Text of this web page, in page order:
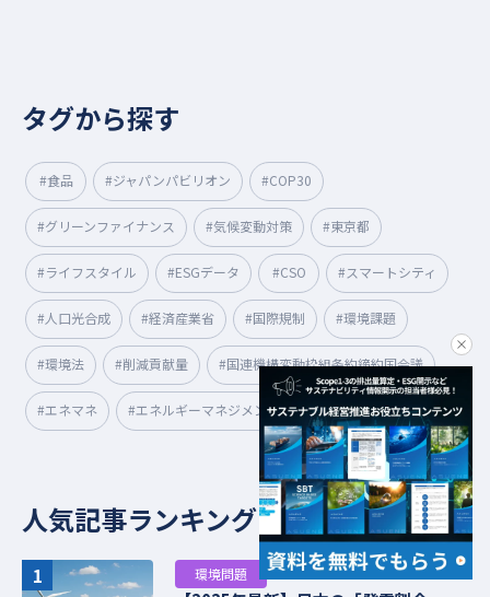
タグから探す
#食品 #ジャパンパビリオン #COP30
#グリーンファイナンス #気候変動対策 #東京都
#ライフスタイル #ESGデータ #CSO #スマートシティ
#人口光合成 #経済産業省 #国際規制 #環境課題
#環境法 #削減貢献量 #国連機構変動枠組条約締約国会議
#エネマネ #エネルギーマネジメント #ISO
人気記事ランキング
1 環境問題